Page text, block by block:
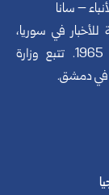
– سانا
للأخبار في سوريا،
تأسست في 24 يونيو 1965. تتبع وزارة
في دمشق.